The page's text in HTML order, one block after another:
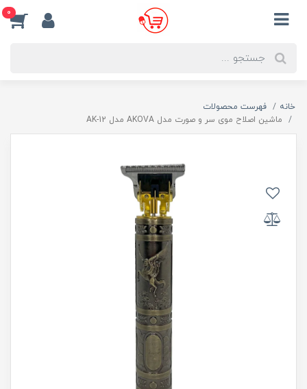
0
خانه
فهرست محصولات
ماشین اصلاح موی سر و صورت مدل AKOVA مدل AK-12